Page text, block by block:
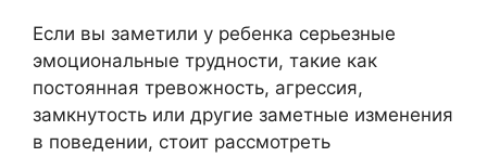
Если вы заметили у ребенка серьезные
эмоциональные трудности, такие как
постоянная тревожность, агрессия,
замкнутость или другие заметные изменения
в поведении, стоит рассмотреть